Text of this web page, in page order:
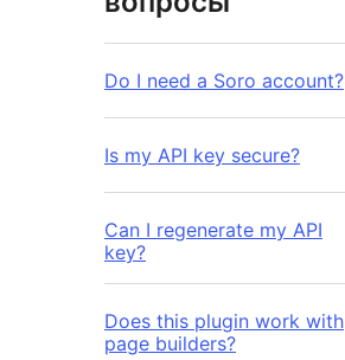
Do I need a Soro account?
Is my API key secure?
Can I regenerate my API
key?
Does this plugin work with
page builders?